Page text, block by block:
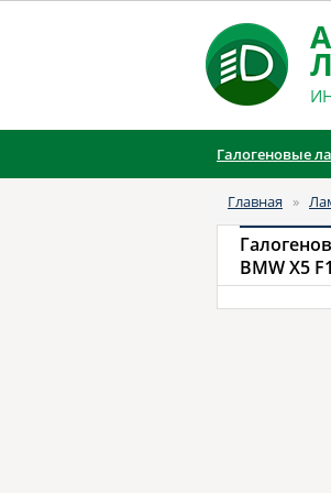
Галогеновые
Главная »
BMW X5